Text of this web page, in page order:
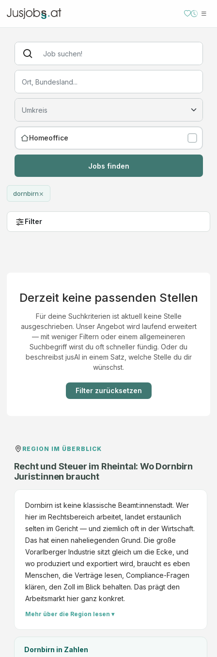
Homeoffice
Jobs finden
dornbirn×
Filter
Derzeit keine passenden Stellen
Für deine Suchkriterien ist aktuell keine Stelle
ausgeschrieben. Unser Angebot wird laufend erweitert
— mit weniger Filtern oder einem allgemeineren
Suchbegriff wirst du oft schneller fündig. Oder du
beschreibst jusAI in einem Satz, welche Stelle du dir
wünschst.
Filter zurücksetzen
REGION IM ÜBERBLICK
Recht und Steuer im Rheintal: Wo Dornbirn
Jurist:innen braucht
Dornbirn ist keine klassische Beamt:innenstadt. Wer
hier im Rechtsbereich arbeitet, landet erstaunlich
selten im Gericht — und ziemlich oft in der Wirtschaft.
Das hat einen naheliegenden Grund. Die große
Vorarlberger Industrie sitzt gleich um die Ecke, und
wo produziert und exportiert wird, braucht es eben
Menschen, die Verträge lesen, Compliance-Fragen
klären, den Zoll im Blick behalten. Das prägt den
Arbeitsmarkt hier ganz konkret.
Mehr über die Region lesen ▾
Dornbirn in Zahlen